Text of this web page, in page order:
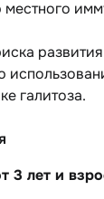
галитоза.
3 лет и